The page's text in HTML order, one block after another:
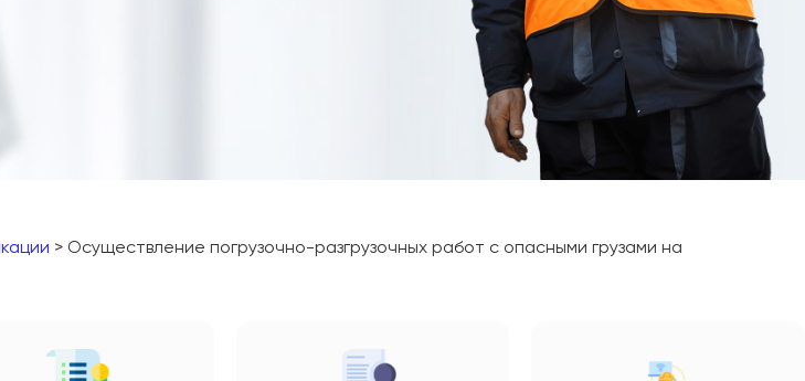
> Осуществление погрузочно-разгрузочных работ с опасными грузами на